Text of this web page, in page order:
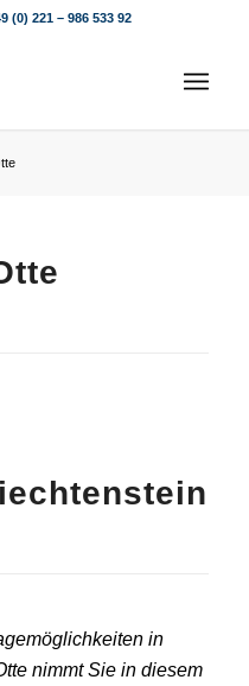
(0) 221 – 986 533 92
in
nimmt Sie in diesem